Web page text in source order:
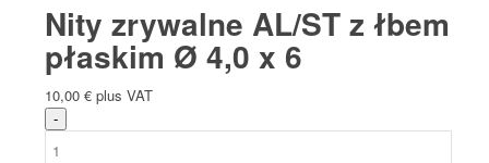
Nity zrywalne AL/ST z łbem
płaskim Ø 4,0 x 6
10,00 € plus VAT